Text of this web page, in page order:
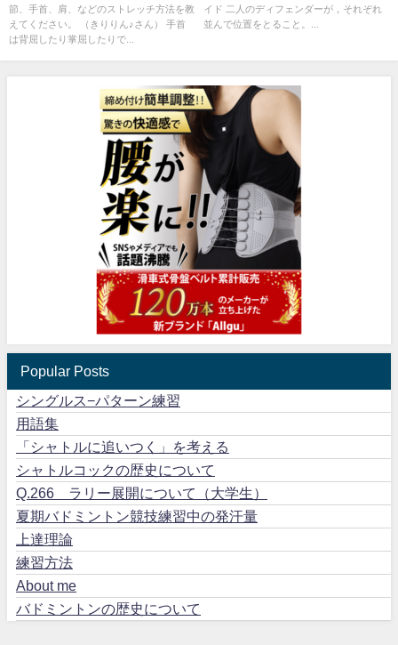
節、手首、肩、などのストレッチ方法を教
えてください。 （きりりん♪さん） 手首
は背屈したり掌屈したりで...
イド 二人のディフェンダーが，それぞれ
並んで位置をとること。...
Popular Posts
シングルス−パターン練習
用語集
「シャトルに追いつく」を考える
シャトルコックの歴史について
Q.266 ラリー展開について（大学生）
夏期バドミントン競技練習中の発汗量
上達理論
練習方法
About me
バドミントンの歴史について